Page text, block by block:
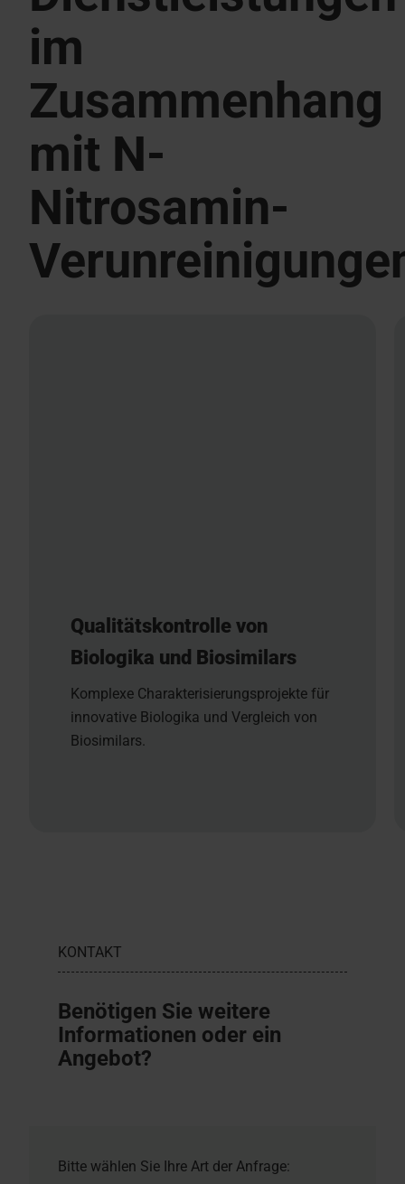
im
Zusammenhang
mit N-
Nitrosamin-
Qualitätskontrolle von
Biologika und Biosimilars
Komplexe Charakterisierungsprojekte für
innovative Biologika und Vergleich von
Biosimilars.
KONTAKT
Benötigen Sie weitere
Informationen oder ein
Angebot?
Bitte wählen Sie Ihre Art der Anfrage: